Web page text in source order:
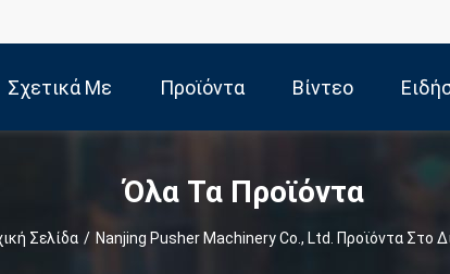
Σχετικά Με Προϊόντα Βίντεο
Όλα Τα Προϊόντα
Σελίδα / Nanjing Pusher Machinery Co., Ltd. Προϊόντα Στο